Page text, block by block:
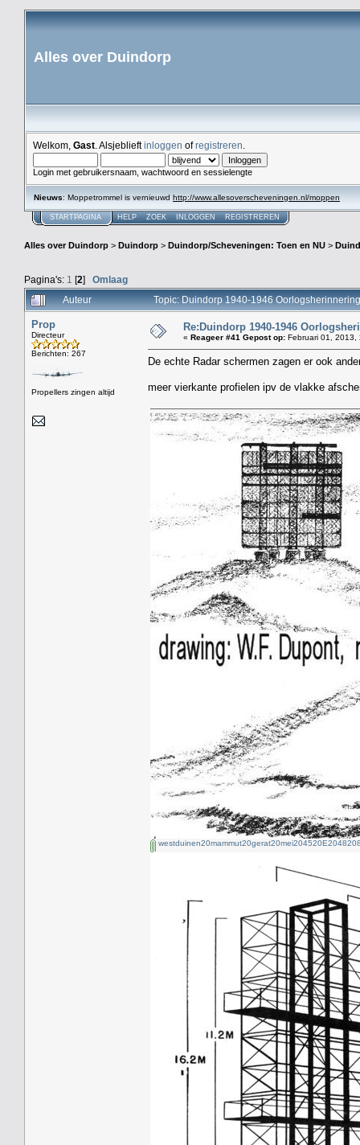
Alles over Duindorp
Welkom, Gast . Alsjeblieftinloggen ofregistreren
Login met gebruikersnaam, wachtwoord en sessielengte
Nieuws: Moppetrommel is vernieuwd http://www.allesoverscheveningen.nl/moppen
STARTPAGINA HELP ZOEK INLOGGEN REGISTREREN
Alles over Duindorp > Duindorp > Duindorp/Scheveningen: Toen en NU >
Pagina's: 1 [2] Omlaag
Auteur
Topic: Duindorp 1940-1946
Prop
Directeur
Berichten: 267
Propellers zingen altijd
Re:Duindorp 1940-1946
« Reageer #41 Gepost op: Februari 01, 2013,
De echte Radar schermen zagen er ook
meer vierkante profielen ipv de vlakke